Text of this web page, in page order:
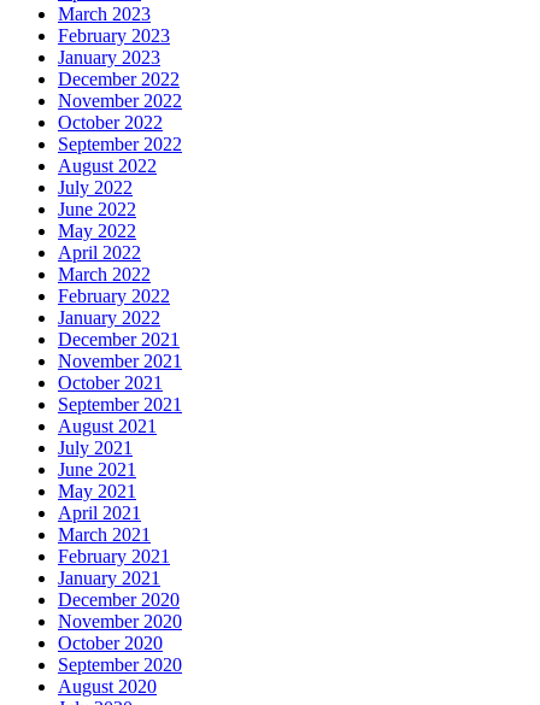
March 2023
February 2023
January 2023
December 2022
November 2022
October 2022
September 2022
August 2022
July 2022
June 2022
May 2022
April 2022
March 2022
February 2022
January 2022
December 2021
November 2021
October 2021
September 2021
August 2021
July 2021
June 2021
May 2021
April 2021
March 2021
February 2021
January 2021
December 2020
November 2020
October 2020
September 2020
August 2020